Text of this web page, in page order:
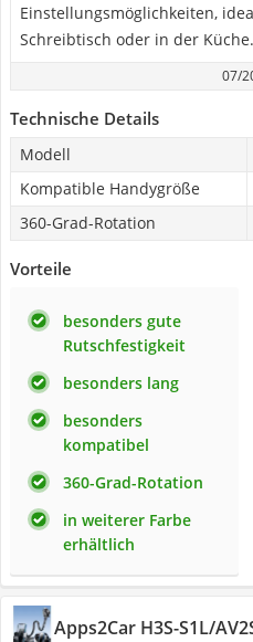
Einstellungsmöglichkeiten,
Schreibtisch oder in der Küche.
07/
Technische Details
Modell
Kompatible Handygröße
360-Grad-Rotation
Vorteile
besonders gute
Rutschfestigkeit
besonders lang
besonders
kompatibel
360-Grad-Rotation
in weiterer Farbe
erhältlich
Apps2Car H3S-S1L/